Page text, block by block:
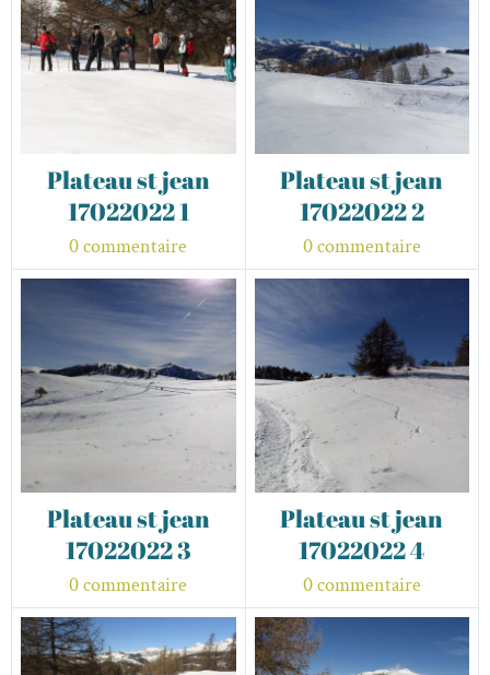
Plateau st jean
17022022 1
0 commentaire
Plateau st jean
17022022 2
0 commentaire
Plateau st jean
17022022 3
0 commentaire
Plateau st jean
17022022 4
0 commentaire